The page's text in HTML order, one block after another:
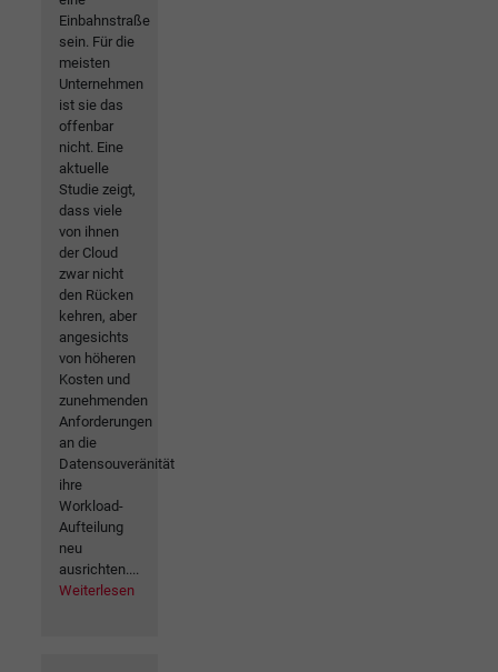
Einbahnstraße
sein. Für die
meisten
Unternehmen
ist sie das
offenbar
nicht. Eine
aktuelle
Studie zeigt,
dass viele
von ihnen
der Cloud
zwar nicht
den Rücken
kehren, aber
angesichts
von höheren
Kosten und
zunehmenden
Anforderungen
an die
Datensouveränität
ihre
Workload-
Aufteilung
neu
ausrichten.​...
Weiterlesen